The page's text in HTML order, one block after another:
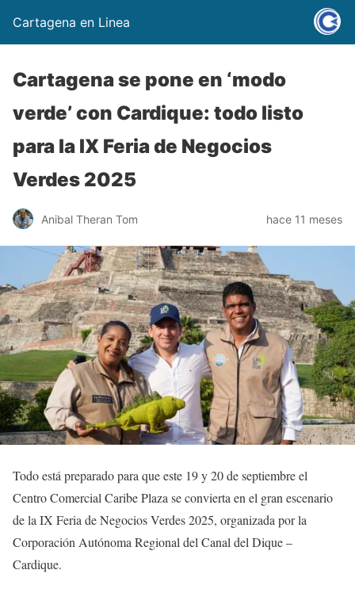
Cartagena en Linea
Cartagena se pone en ‘modo
verde’ con Cardique: todo listo
para la IX Feria de Negocios
Verdes 2025
Anibal Theran Tom hace 11 meses
Todo está preparado para que este 19 y 20 de septiembre el
Centro Comercial Caribe Plaza se convierta en el gran escenario
de la IX Feria de Negocios Verdes 2025, organizada por la
Corporación Autónoma Regional del Canal del Dique –
Cardique.